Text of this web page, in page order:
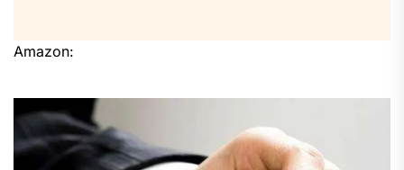
Amazon: